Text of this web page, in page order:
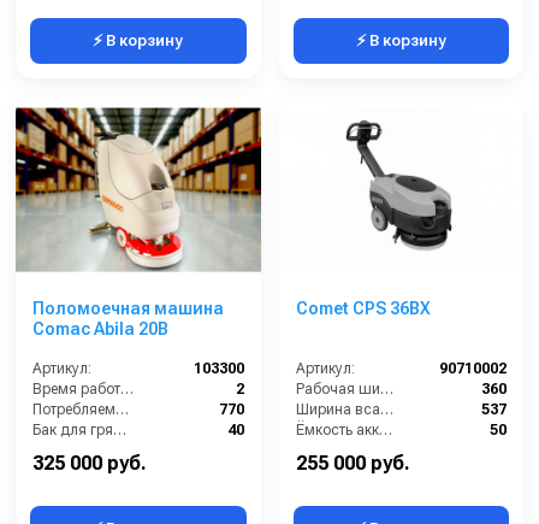
⚡ В корзину ⚡ В корзину
Поломоечная машина
Comac Abila 20B
Артикул:
103300
Время работы (ч):
2
Потребляемая мощность (Вт):
770
Бак для грязной воды (л):
40
325 000 руб.
Comet CPS 36BX
Артикул:
90710002
Рабочая ширина щеток (мм):
360
Ширина всасывающей балки (мм):
537
Ёмкость аккумуляторов (Ач):
50
255 000 руб.